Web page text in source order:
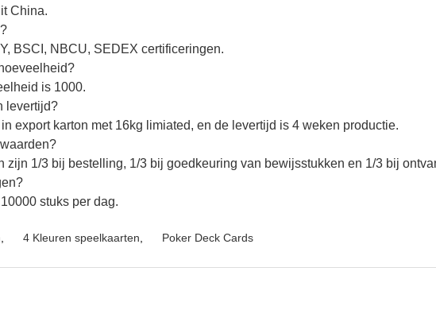
China.
BSCI, NBCU, SEDEX certificeringen.
is 1000.
levertijd?
export karton met 16kg limiated, en de levertijd is 4 weken productie.
zijn 1/3 bij bestelling, 1/3 bij goedkeuring van bewijsstukken en 1/3 bij
stuks per dag.
4 Kleuren speelkaarten Poker Deck Cards